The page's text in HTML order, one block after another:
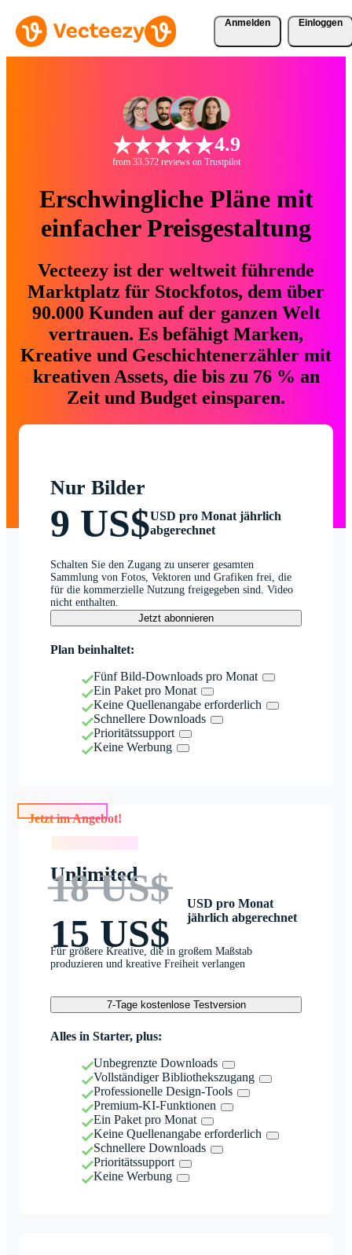
Anmelden Einloggen
4.9
from 33.572 reviews on Trustpilot
Erschwingliche Pläne mit
einfacher Preisgestaltung
Vecteezy ist der weltweit führende
Marktplatz für Stockfotos, dem über
90.000 Kunden auf der ganzen Welt
vertrauen. Es befähigt Marken,
Kreative und Geschichtenerzähler mit
kreativen Assets, die bis zu 76 % an
Zeit und Budget einsparen.
Nur Bilder
9 US$USD pro Monat jährlich
abgerechnet
Schalten Sie den Zugang zu unserer gesamten
Sammlung von Fotos, Vektoren und Grafiken frei, die
für die kommerzielle Nutzung freigegeben sind. Video
nicht enthalten.
Jetzt abonnieren
Plan beinhaltet:
Fünf Bild-Downloads pro Monat
Ein Paket pro Monat
Keine Quellenangabe erforderlich
Schnellere Downloads
Prioritätssupport
Keine Werbung
Jetzt im Angebot!
Unlimited
18 US$
15 US$
USD pro Monat
jährlich abgerechnet
Für größere Kreative, die in großem Maßstab
produzieren und kreative Freiheit verlangen
7-Tage kostenlose Testversion
Alles in Starter, plus:
Unbegrenzte Downloads
Vollständiger Bibliothekszugang
Professionelle Design-Tools
Premium-KI-Funktionen
Ein Paket pro Monat
Keine Quellenangabe erforderlich
Schnellere Downloads
Prioritätssupport
Keine Werbung